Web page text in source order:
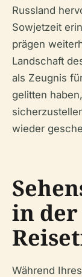
Russland
Sowjetzeit
prägen
Landschaft
als Zeugnis
gelitten
wieder
in der
Während